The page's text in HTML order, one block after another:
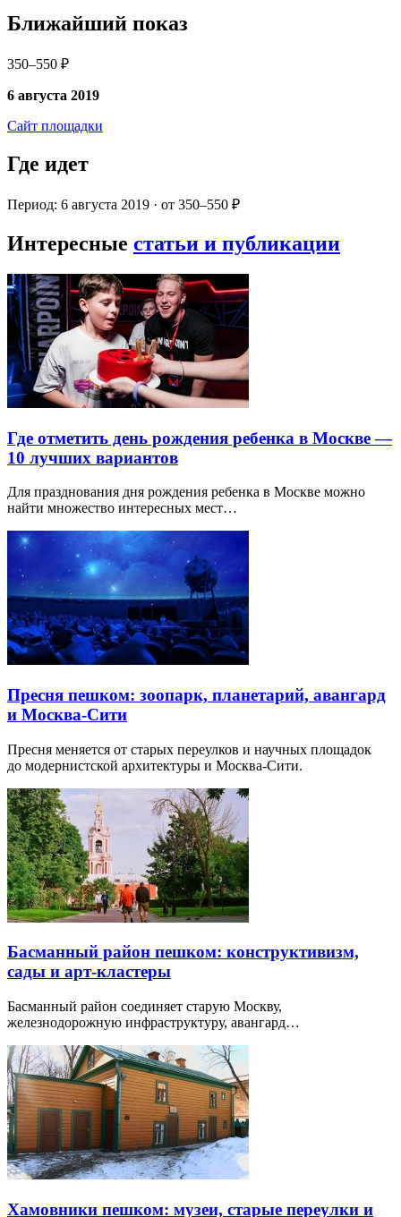
Ближайший показ
350–550 ₽
6 августа 2019
Сайт площадки
Где идет
Период: 6 августа 2019 · от 350–550 ₽
Интересные статьи и публикации
Где отметить день рождения ребенка в Москве —
10 лучших вариантов
Для празднования дня рождения ребенка в Москве можно
найти множество интересных мест…
Пресня пешком: зоопарк, планетарий, авангард
и Москва-Сити
Пресня меняется от старых переулков и научных площадок
до модернистской архитектуры и Москва-Сити.
Басманный район пешком: конструктивизм,
сады и арт-кластеры
Басманный район соединяет старую Москву,
железнодорожную инфраструктуру, авангард…
Хамовники пешком: музеи, старые переулки и